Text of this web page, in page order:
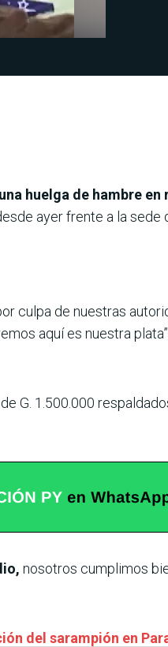
huelga de hambre en
ayer frente a la
culpa de nuestras
aquí es nuestra
G. 1.500.000
nosotros cumplimos
del sarampión en